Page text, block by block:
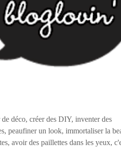
de déco, créer des DIY, inventer des
peaufiner un look, immortaliser la
avoir des paillettes dans les yeux,